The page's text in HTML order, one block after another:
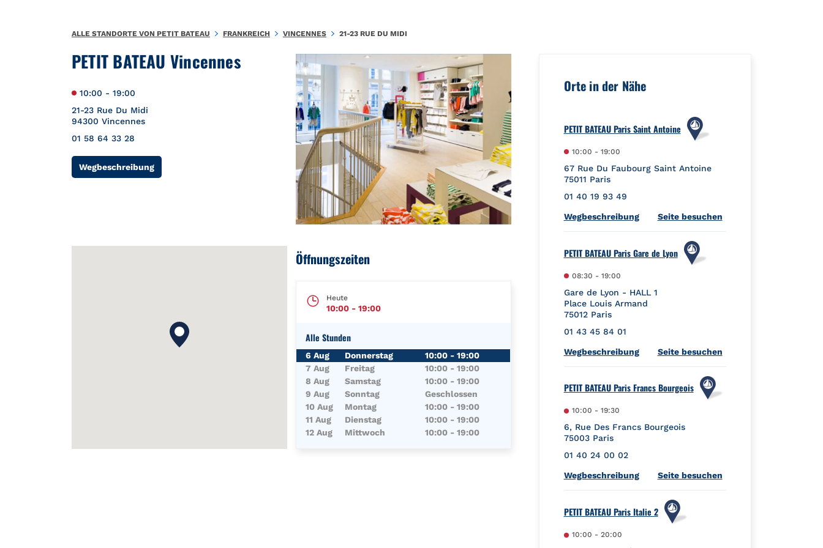
PETIT BATEAU Vincennes
10:00 - 19:00
21-23 Rue Du Midi
94300 Vincennes
01 58 64 33 28
WegbeschreibungLink Opens in New Tab
Öffnungszeiten
Heute
10:00 -19:00
Alle Stunden
Wochentag Öffnungszeiten
6 Aug Donnerstag 10:00 -19:00
7 Aug
Freitag 10:00 -19:00
8 Aug
Samstag 10:00 -19:00
9 Aug
Sonntag
Geschlossen
10 Aug
Montag 10:00 -19:00
11 Aug
Dienstag 10:00 -19:00
12 Aug
Mittwoch 10:00 -19:00
Orte in der Nähe
PETIT BATEAU Paris Saint Antoine
10:00 - 19:00
67 Rue Du Faubourg Saint Antoine
75011 Paris
01 40 19 93 49
WegbeschreibungLink Opens in New Tab
Seite besuchen
PETIT BATEAU Paris Gare de Lyon
08:30 - 19:00
Gare de Lyon - HALL 1
Place Louis Armand
75012 Paris
01 43 45 84 01
WegbeschreibungLink Opens in New Tab
Seite besuchen
PETIT BATEAU Paris Francs Bourgeois
10:00 - 19:30
6, Rue Des Francs Bourgeois
75003 Paris
01 40 24 00 02
WegbeschreibungLink Opens in New Tab
Seite besuchen
PETIT BATEAU Paris Italie 2
10:00 - 20:00
ALLE STANDORTE VON PETIT BATEAU FRANKREICH VINCENNES 21-23 RUE DU MIDI